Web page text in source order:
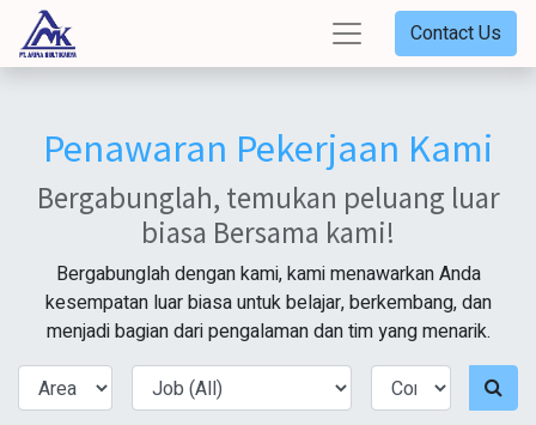
Contact Us
Penawaran Pekerjaan Kami
Bergabunglah, temukan peluang luar
biasa Bersama kami!
Bergabunglah dengan kami, kami menawarkan Anda
kesempatan luar biasa untuk belajar, berkembang, dan
menjadi bagian dari pengalaman dan tim yang menarik.